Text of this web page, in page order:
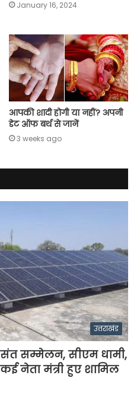
January 16, 2024
आपकी शादी होगी या नहीं? अपनी
डेट ऑफ बर्थ से जानें
3 weeks ago
उत्तराखंड
संत सम्मेलन, सीएम धामी,
नेता मंत्री हुए शामिल